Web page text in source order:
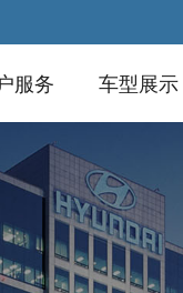
服务 车型展示